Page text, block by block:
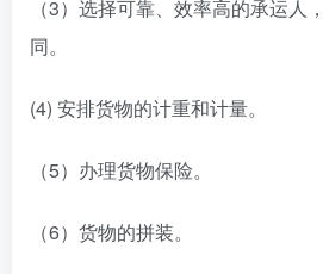
（3）选择可靠、效率高的承运人
同。
(4) 安排货物的计重和计量。
（5）办理货物保险。
（6）货物的拼装。